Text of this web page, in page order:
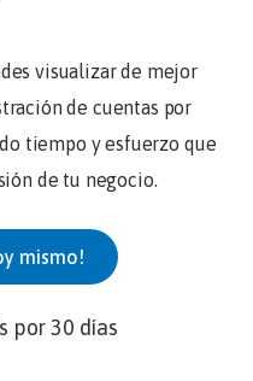
visualizar de mejor
de cuentas por
tiempo y esfuerzo que
de tu negocio.
mismo!
por 30 días